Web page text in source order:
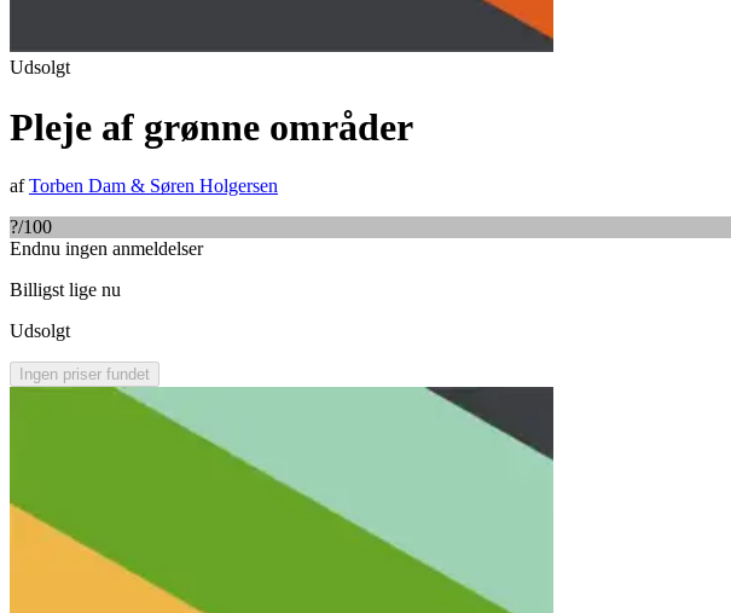
Udsolgt
Pleje af grønne områder
afTorben Dam & Søren Holgersen
?/100
Endnu ingen anmeldelser
Billigst lige nu
Udsolgt
Ingen priser fundet